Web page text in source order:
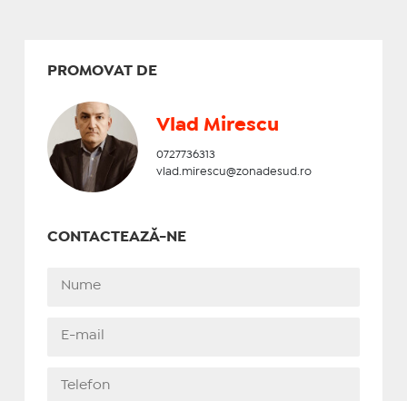
PROMOVAT DE
Vlad Mirescu
0727736313
vlad.mirescu@zonadesud.ro
CONTACTEAZĂ-NE